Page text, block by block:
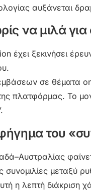
αυξάνεται
να μιλά
έχει ξεκινήσει
σε θέματα
πλατφόρμας. Το
του
μεταξύ
η λεπτή διάκριση